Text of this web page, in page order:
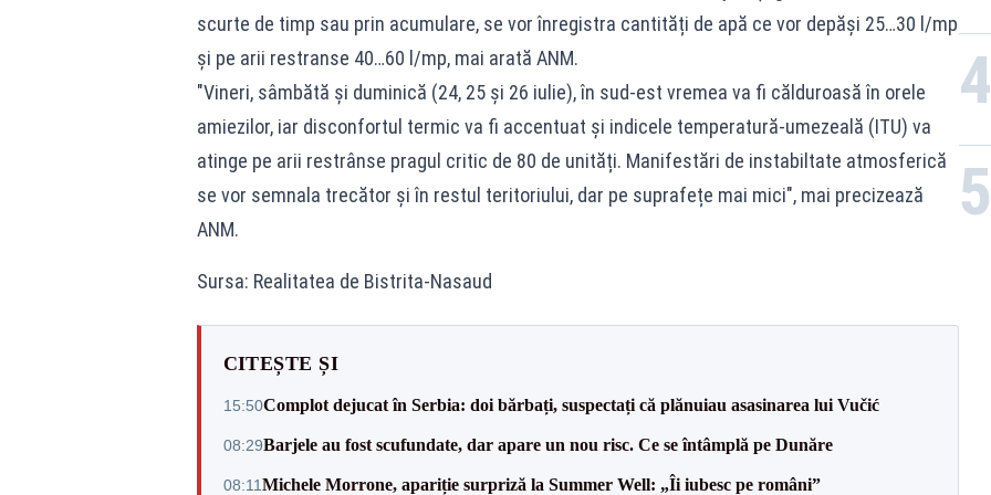
scurte de timp sau prin acumulare, se vor înregistra cantități de apă ce vor depăși 25…30 l/mp
și pe arii restranse 40…60 l/mp, mai arată ANM.
"Vineri, sâmbătă și duminică (24, 25 și 26 iulie), în sud-est vremea va fi călduroasă în orele
amiezilor, iar disconfortul termic va fi accentuat și indicele temperatură-umezeală (ITU) va
atinge pe arii restrânse pragul critic de 80 de unități. Manifestări de instabiltate atmosferică
se vor semnala trecător și în restul teritoriului, dar pe suprafețe mai mici", mai precizează
ANM.
Sursa: Realitatea de Bistrita-Nasaud
CITEȘTE ȘI
15:50Complot dejucat în Serbia: doi bărbați, suspectați că plănuiau asasinarea lui Vučić
08:29Barjele au fost scufundate, dar apare un nou risc. Ce se întâmplă pe Dunăre
08:11Michele Morrone, apariție surpriză la Summer Well: „Îi iubesc pe români”
4
5